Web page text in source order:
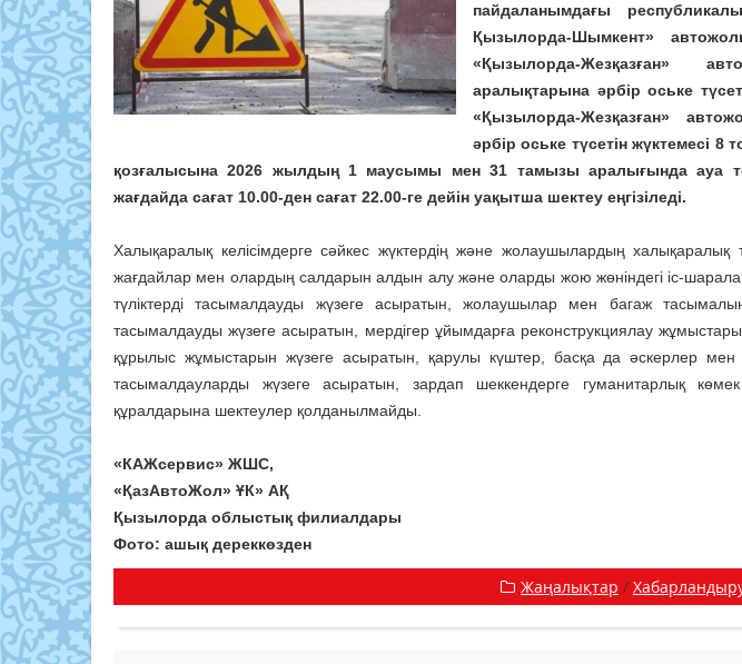
пайдаланымдағы
Қызылорда-Шымкент»
«Қызылорда-Жезқазған»
аралықтарына әрбір оське
«Қызылорда-Жезқазған»
әрбір оське түсетін жүктемесі
қозғалысына 2026 жылдың 1 маусымы мен 31 тамызы аралығында ауа
жағдайда сағат 10.00-ден сағат 22.00-ге дейін уақытша шектеу еңгізіледі.
Халықаралық келісімдерге сәйкес жүктердің және жолаушылардың
жағдайлар мен олардың салдарын алдын алу және оларды жою жөніндегі іс-
түліктерді тасымалдауды жүзеге асыратын, жолаушылар мен багаж
тасымалдауды жүзеге асыратын, мердігер ұйымдарға реконструкциялау
құрылыс жұмыстарын жүзеге асыратын, қарулы күштер, басқа да әскерлер
тасымалдауларды жүзеге асыратын, зардап шеккендерге гуманитарлық
құралдарына шектеулер қолданылмайды.
«КАЖсервис» ЖШС,
«ҚазАвтоЖол» ҰК» АҚ
Қызылорда облыстық филиалдары
Фото: ашық дереккөзден
Жаңалықтар /